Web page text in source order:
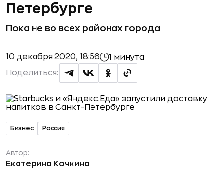
Петербурге
Пока не во всех районах города
10 декабря 2020, 18:56 1 минута
Поделиться:
Бизнес Россия
Автор:
Екатерина Кочкина